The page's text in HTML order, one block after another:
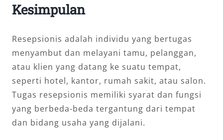
Kesimpulan
Resepsionis adalah individu yang bertugas
menyambut dan melayani tamu, pelanggan,
atau klien yang datang ke suatu tempat,
seperti hotel, kantor, rumah sakit, atau salon.
Tugas resepsionis memiliki syarat dan fungsi
yang berbeda-beda tergantung dari tempat
dan bidang usaha yang dijalani.